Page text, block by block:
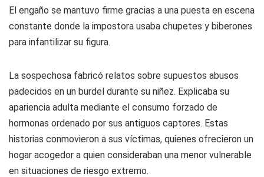
El engaño se mantuvo firme gracias a una puesta en escena
constante donde la impostora usaba chupetes y biberones
para infantilizar su figura.
La sospechosa fabricó relatos sobre supuestos abusos
padecidos en un burdel durante su niñez. Explicaba su
apariencia adulta mediante el consumo forzado de
hormonas ordenado por sus antiguos captores. Estas
historias conmovieron a sus víctimas, quienes ofrecieron un
hogar acogedor a quien consideraban una menor vulnerable
en situaciones de riesgo extremo.